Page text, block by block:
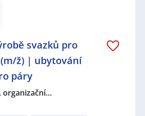
svazků pro
ž) | ubytování
páry
organizační…